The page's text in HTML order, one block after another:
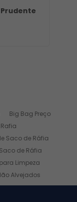
Big Bag Preço
Saco de Ráfia
de Ráfia
Limpeza
Alvejados